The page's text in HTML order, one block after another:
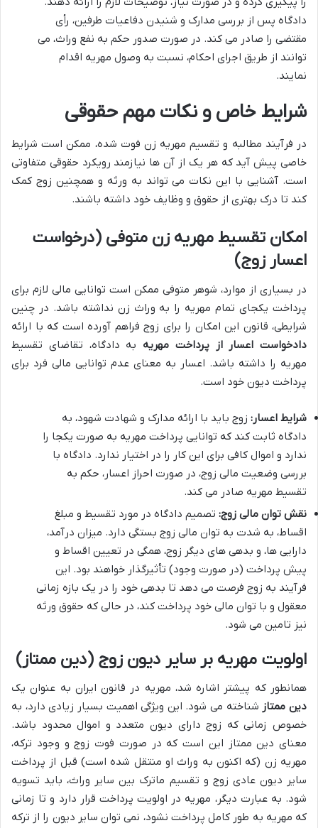
دادگاه پس از بررسی مدارک و شنیدن دفاعیات طرفین، رأی
مقتضی را صادر می کند. در صورت صدور حکم به نفع وراث، می
توانند از طریق اجرای احکام، نسبت به وصول مهریه اقدام
نمایند.
شرایط خاص و نکات مهم حقوقی
در فرآیند مطالبه و تقسیم مهریه زن فوت شده، ممکن است شرایط
خاصی پیش آید که هر یک از آن ها نیازمند رویکرد حقوقی متفاوتی
است. آشنایی با این نکات می تواند به ورثه و همچنین زوج کمک
کند تا درک بهتری از حقوق و وظایف خود داشته باشند.
امکان تقسیط مهریه زن متوفی (درخواست
اعسار زوج)
در بسیاری از موارد، شوهر متوفی ممکن است توانایی مالی لازم برای
پرداخت یکجای تمام مهریه را به وراث زن نداشته باشد. در چنین
شرایطی، قانون این امکان را برای زوج فراهم آورده است که با ارائه
دادخواست اعسار از پرداخت مهریه به دادگاه، تقاضای تقسیط
مهریه را داشته باشد. اعسار به معنای عدم توانایی مالی فرد برای
پرداخت دیون خود است.
شرایط اعسار: زوج باید با ارائه مدارک و شهادت شهود، به
دادگاه ثابت کند که توانایی پرداخت مهریه به صورت یکجا را
ندارد و اموال کافی برای این کار را در اختیار ندارد. دادگاه با
بررسی وضعیت مالی زوج، در صورت احراز اعسار، حکم به
تقسیط مهریه صادر می کند.
نقش توان مالی زوج: تصمیم دادگاه در مورد تقسیط و مبلغ
اقساط، به شدت به توان مالی زوج بستگی دارد. میزان درآمد،
دارایی ها، و بدهی های دیگر زوج، همگی در تعیین اقساط و
پیش پرداخت (در صورت وجود) تأثیرگذار خواهند بود. این
فرآیند به زوج فرصت می دهد تا بدهی خود را در یک بازه زمانی
معقول و با توان مالی خود پرداخت کند، در حالی که حقوق ورثه
نیز تامین می شود.
اولویت مهریه بر سایر دیون زوج (دین ممتاز)
همانطور که پیشتر اشاره شد، مهریه در قانون ایران به عنوان یک
دین ممتاز شناخته می شود. این ویژگی اهمیت بسیار زیادی دارد، به
خصوص زمانی که زوج دارای دیون متعدد و اموال محدود باشد.
معنای دین ممتاز این است که در صورت فوت زوج و وجود ترکه،
مهریه زن (که اکنون به وراث او منتقل شده است) قبل از پرداخت
سایر دیون عادی زوج و تقسیم ماترک بین سایر وراث، باید تسویه
شود. به عبارت دیگر، مهریه در اولویت پرداخت قرار دارد و تا زمانی
که مهریه به طور کامل پرداخت نشود، نمی توان سایر دیون را از ترکه